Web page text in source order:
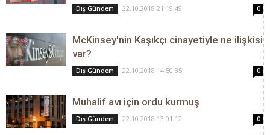
Dış Gündem 22.10.2018 21:19:49 0
McKinsey'nin Kaşıkçı cinayetiyle ne ilişkisi
var?
Dış Gündem 22.10.2018 14:50:35 0
Muhalif avı için ordu kurmuş
Dış Gündem 22.10.2018 13:01:12 0